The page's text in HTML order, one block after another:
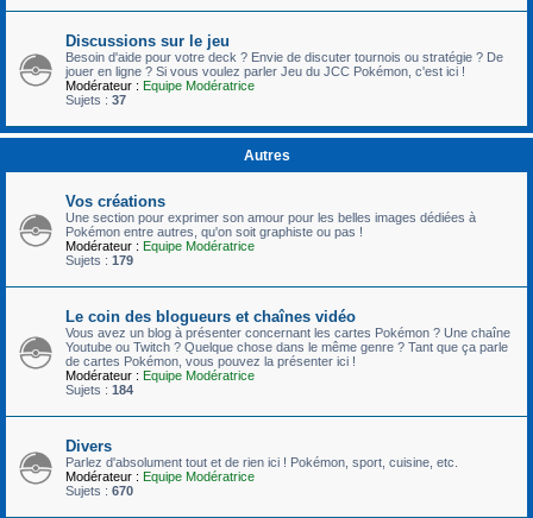
Discussions sur le jeu
Besoin d'aide pour votre deck ? Envie de discuter tournois ou stratégie ? De
jouer en ligne ? Si vous voulez parler Jeu du JCC Pokémon, c'est ici !
Modérateur : Equipe Modératrice
Sujets : 37
Autres
Vos créations
Une section pour exprimer son amour pour les belles images dédiées à
Pokémon entre autres, qu'on soit graphiste ou pas !
Modérateur : Equipe Modératrice
Sujets : 179
Le coin des blogueurs et chaînes vidéo
Vous avez un blog à présenter concernant les cartes Pokémon ? Une chaîne
Youtube ou Twitch ? Quelque chose dans le même genre ? Tant que ça parle
de cartes Pokémon, vous pouvez la présenter ici !
Modérateur : Equipe Modératrice
Sujets : 184
Divers
Parlez d'absolument tout et de rien ici ! Pokémon, sport, cuisine, etc.
Modérateur : Equipe Modératrice
Sujets : 670